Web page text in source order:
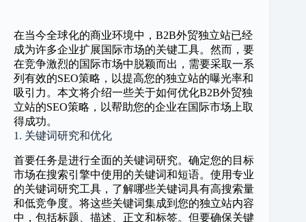
在当今全球化的商业环境中，B2B外贸独立站已经
成为许多企业扩展国际市场的关键工具。然而，要
在竞争激烈的国际市场中脱颖而出，需要采取一系
列有效的SEO策略，以提高您的独立站的曝光率和
吸引力。本文将介绍一些关于如何优化B2B外贸独
立站的SEO策略，以帮助您的企业在国际市场上取
得成功。
1. 关键词研究和优化
首要任务是进行全面的关键词研究。确定您的目标
市场在搜索引擎中使用的关键词和短语。使用专业
的关键词研究工具，了解哪些关键词具有高搜索量
和低竞争度。将这些关键词集成到您的独立站内容
中，包括标题、描述、正文和标签。但要确保关键